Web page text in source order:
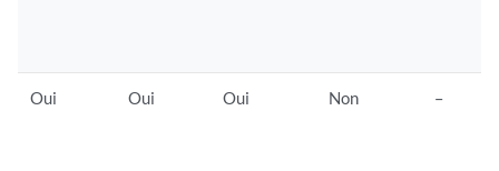
Oui Oui Oui Non –